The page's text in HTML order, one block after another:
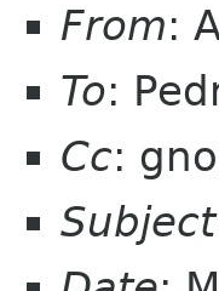
From:
To:
Cc:
Subject